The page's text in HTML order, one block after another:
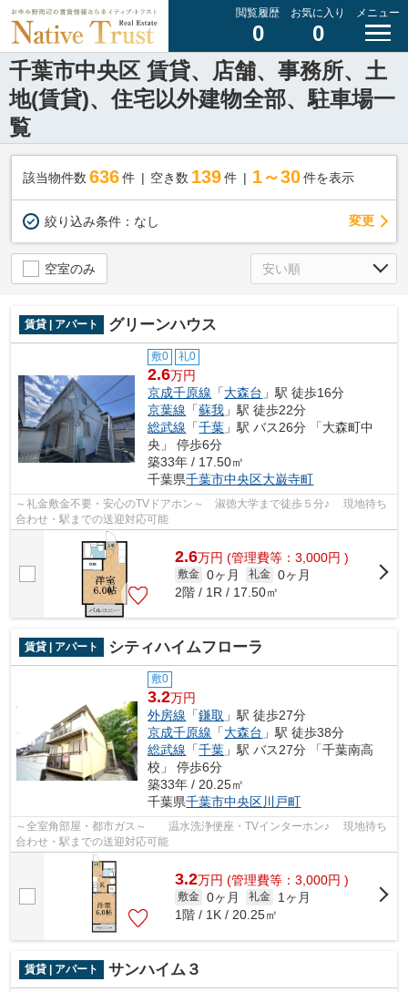
閲覧履歴
0
お気に入り
0
メニュー
千葉市中央区 賃貸、店舗、事務所、土
地(賃貸)、住宅以外建物全部、駐車場一
覧
該当物件数 636件 空き数 139 件 1～30 件を表示
絞り込み条件： なし 変更
空室のみ
賃貸 | アパート グリーンハウス
敷0 礼0
2.6万円
京成千原線 「大森台 」駅 徒歩16分
京葉線 「蘇我 」駅 徒歩22分
総武線 「千葉 」駅 バス26分 「大森町中
央」 停歩6分
築33年 / 17.50㎡
千葉県千葉市中央区大巌寺町
～礼金敷金不要・安心のTVドアホン～ 淑徳大学まで徒歩５分♪ 現地待ち
合わせ・駅までの送迎対応可能
2.6万円 (管理費等：3,000円 )
敷金 0ヶ月 礼金 0ヶ月
2階 / 1R / 17.50㎡
賃貸 | アパート シティハイムフローラ
敷0
3.2万円
外房線 「鎌取 」駅 徒歩27分
京成千原線 「大森台 」駅 徒歩38分
総武線 「千葉 」駅 バス27分 「千葉南高
校」 停歩6分
築33年 / 20.25㎡
千葉県千葉市中央区川戸町
～全室角部屋・都市ガス～ 温水洗浄便座・TVインターホン♪ 現地待ち
合わせ・駅までの送迎対応可能
3.2万円 (管理費等：3,000円 )
敷金 0ヶ月 礼金
1ヶ月
1階 / 1K / 20.25㎡
賃貸 | アパート サンハイム３